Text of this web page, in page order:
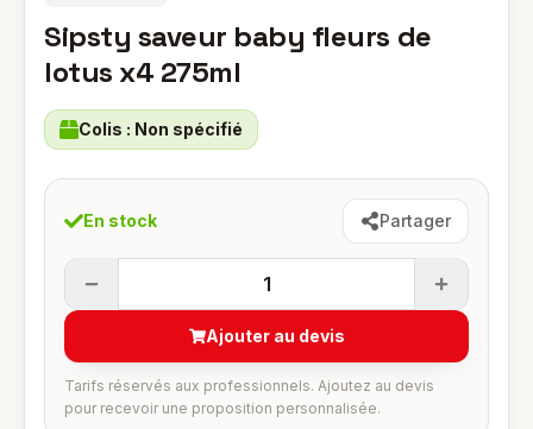
Sipsty saveur baby fleurs de
lotus x4 275ml
Colis : Non spécifié
En stock Partager
1
Ajouter au devis
Tarifs réservés aux professionnels. Ajoutez au devis
pour recevoir une proposition personnalisée.